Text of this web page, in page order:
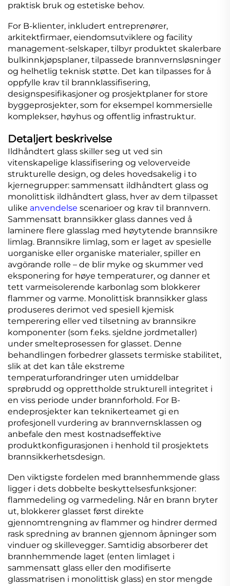
praktisk bruk og estetiske behov.
For B-klienter, inkludert entreprenører,
arkitektfirmaer, eiendomsutviklere og facility
management-selskaper, tilbyr produktet skalerbare
bulkinnkjøpsplaner, tilpassede brannvernsløsninger
og helhetlig teknisk støtte. Det kan tilpasses for å
oppfylle krav til brannklassifisering,
designspesifikasjoner og prosjektplaner for store
byggeprosjekter, som for eksempel kommersielle
komplekser, høyhus og offentlig infrastruktur.
Detaljert beskrivelse
Ildhåndtert glass skiller seg ut ved sin
vitenskapelige klassifisering og veloverveide
strukturelle design, og deles hovedsakelig i to
kjernegrupper: sammensatt ildhåndtert glass og
monolittisk ildhåndtert glass, hver av dem tilpasset
ulike anvendelse scenarioer og krav til brannvern.
Sammensatt brannsikker glass dannes ved å
laminere flere glasslag med høytytende brannsikre
limlag. Brannsikre limlag, som er laget av spesielle
uorganiske eller organiske materialer, spiller en
avgörande rolle – de blir myke og skummer ved
eksponering for høye temperaturer, og danner et
tett varmeisolerende karbonlag som blokkerer
flammer og varme. Monolittisk brannsikker glass
produseres derimot ved spesiell kjemisk
temperering eller ved tilsetning av brannsikre
komponenter (som f.eks. sjeldne jordmetaller)
under smelteprosessen for glasset. Denne
behandlingen forbedrer glassets termiske stabilitet,
slik at det kan tåle ekstreme
temperaturforandringer uten umiddelbar
sprøbrudd og opprettholde strukturell integritet i
en viss periode under brannforhold. For B-
endeprosjekter kan teknikerteamet gi en
profesjonell vurdering av brannvernsklassen og
anbefale den mest kostnadseffektive
produktkonfigurasjonen i henhold til prosjektets
brannsikkerhetsdesign.
Den viktigste fordelen med brannhemmende glass
ligger i dets dobbelte beskyttelsesfunksjoner:
flammedeling og varmedeling. Når en brann bryter
ut, blokkerer glasset først direkte
gjennomtrengning av flammer og hindrer dermed
rask spredning av brannen gjennom åpninger som
vinduer og skillevegger. Samtidig absorberer det
brannhemmende laget (enten limlaget i
sammensatt glass eller den modifiserte
glassmatrisen i monolittisk glass) en stor mengde